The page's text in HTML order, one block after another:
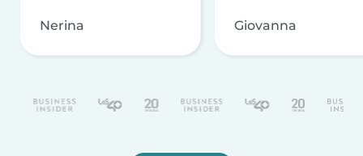
Nerina Giovanna